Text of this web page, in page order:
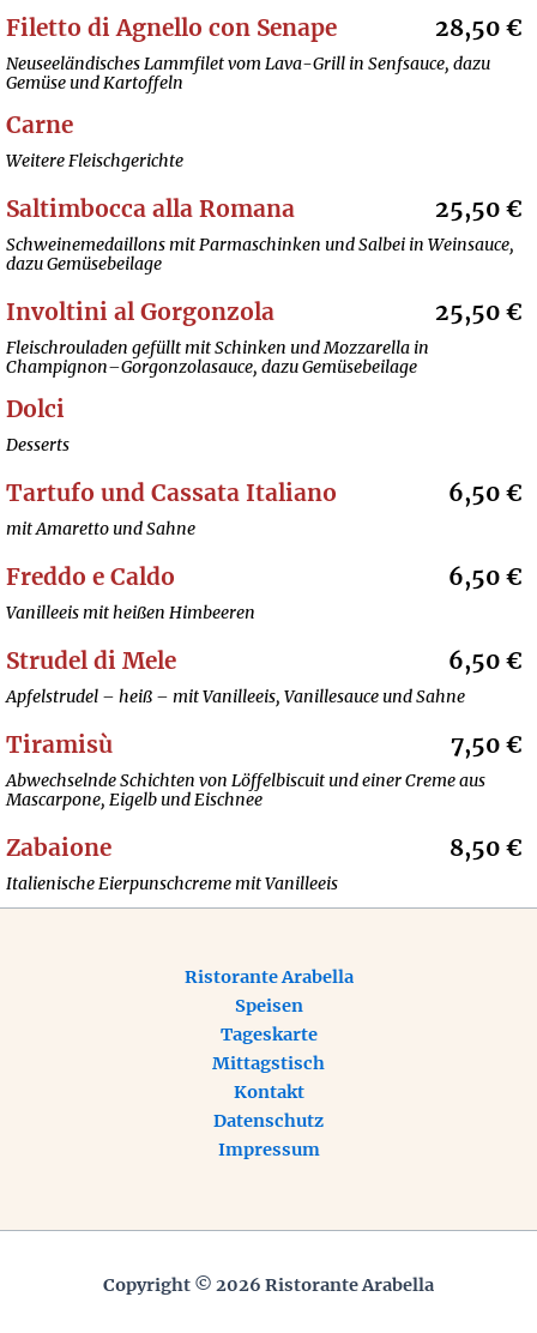
Filetto di Agnello con Senape 28,50 €
Neuseeländisches Lammfilet vom Lava-Grill in Senfsauce, dazu
Gemüse und Kartoffeln
Carne
Weitere Fleischgerichte
Saltimbocca alla Romana 25,50 €
Schweinemedaillons mit Parmaschinken und Salbei in Weinsauce,
dazu Gemüsebeilage
Involtini al Gorgonzola 25,50 €
Fleischrouladen gefüllt mit Schinken und Mozzarella in
Champignon–Gorgonzolasauce, dazu Gemüsebeilage
Dolci
Desserts
Tartufo und Cassata Italiano 6,50 €
mit Amaretto und Sahne
Freddo e Caldo 6,50 €
Vanilleeis mit heißen Himbeeren
Strudel di Mele 6,50 €
Apfelstrudel – heiß – mit Vanilleeis, Vanillesauce und Sahne
Tiramisù 7,50 €
Abwechselnde Schichten von Löffelbiscuit und einer Creme aus
Mascarpone, Eigelb und Eischnee
Zabaione 8,50 €
Italienische Eierpunschcreme mit Vanilleeis
Ristorante Arabella
Speisen
Tageskarte
Mittagstisch
Kontakt
Datenschutz
Impressum
Copyright © 2026 Ristorante Arabella